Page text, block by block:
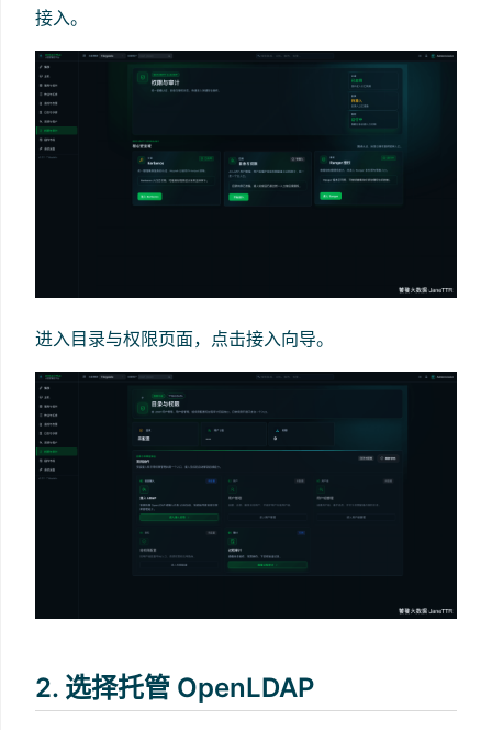
接入。
进入目录与权限页面，点击接入向导。
2. 选择托管 OpenLDAP